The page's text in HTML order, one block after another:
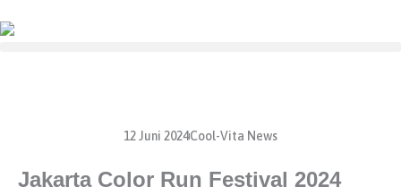
ke
12 Juni 2024Cool-Vita News
Jakarta Color Run Festival 2024